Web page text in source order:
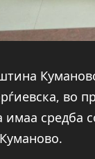
во
имаа средба